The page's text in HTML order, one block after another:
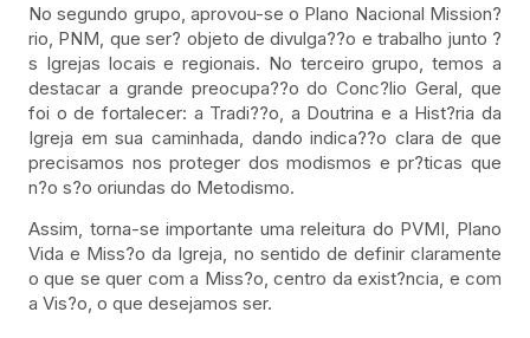
No segundo grupo, aprovou-se o Plano Nacional Mission?
rio, PNM, que ser? objeto de divulga??o e trabalho junto ?
s Igrejas locais e regionais. No terceiro grupo, temos a
destacar a grande preocupa??o do Conc?lio Geral, que
foi o de fortalecer: a Tradi??o, a Doutrina e a Hist?ria da
Igreja em sua caminhada, dando indica??o clara de que
precisamos nos proteger dos modismos e pr?ticas que
n?o s?o oriundas do Metodismo.
Assim, torna-se importante uma releitura do PVMI, Plano
Vida e Miss?o da Igreja, no sentido de definir claramente
o que se quer com a Miss?o, centro da exist?ncia, e com
a Vis?o, o que desejamos ser.